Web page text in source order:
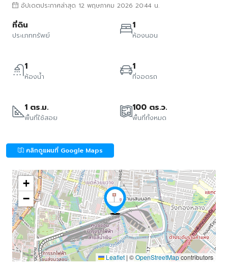
อัปเดตประกาศล่าสุด 12 พฤษภาคม 2026 20:44 น.
ที่ดิน
ประเภททรัพย์
1
ห้องนอน
1
ห้องน้ำ
1
ที่จอดรถ
1 ตร.ม.
พื้นที่ใช้สอย
100 ตร.ว.
พื้นที่ทั้งหมด
คลิกดูแผนที่ Google Maps
+
−
Leaflet | ©OpenStreetMapcontributors